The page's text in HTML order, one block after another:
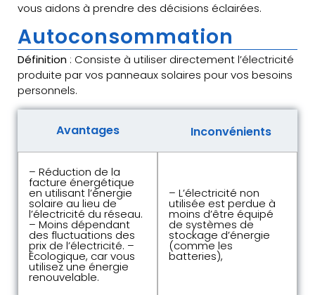
vous aidons à prendre des décisions éclairées.
Autoconsommation
Définition : Consiste à utiliser directement l’électricité
produite par vos panneaux solaires pour vos besoins
personnels.
Avantages Inconvénients
– Réduction de la
facture énergétique
en utilisant l’énergie
solaire au lieu de
l’électricité du réseau.
– Moins dépendant
des fluctuations des
prix de l’électricité. –
Écologique, car vous
utilisez une énergie
renouvelable.
– L’électricité non
utilisée est perdue à
moins d’être équipé
de systèmes de
stockage d’énergie
(comme les
batteries),